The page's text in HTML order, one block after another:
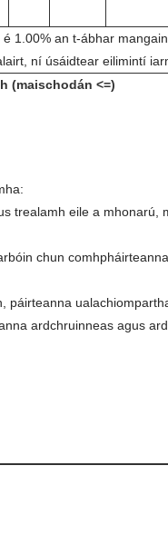
1.00% an t-ábhar
ní úsáidtear eilimintí
(maischodán <=)
trealamh eile a mhonarú,
chun
páirteanna
ardchruinneas agus